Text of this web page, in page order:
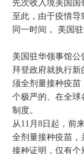
先次收入境美国国
至此，由于疫情导
同一时间， 美国
美国驻华领事馆公
拜登政府就执行
须全剂量接种疫苗
个极严的、在全球
制度。
从11月8日起，前
全剂量接种疫苗，
接种证明，仅有个